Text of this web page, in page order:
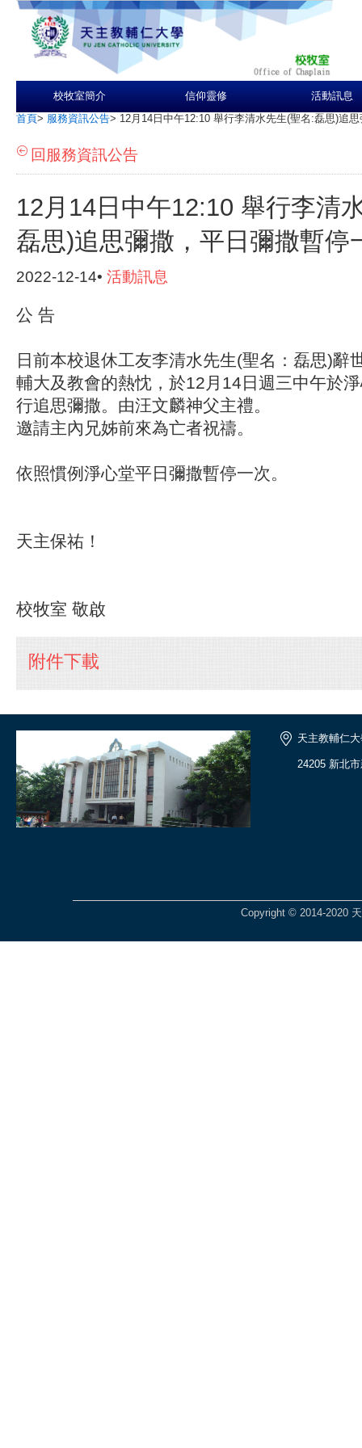
校牧室簡介 信仰靈修 活動訊息
首頁> 服務資訊公告> 12月14日中午12:10 舉行李清水先生(聖名:磊思)追
回服務資訊公告
12月14日中午12:10 舉行李清
磊思)追思彌撒，平日彌撒暫停
2022-12-14• 活動訊息
公 告
日前本校退休工友李清水先生(聖名：磊思)辭
輔大及教會的熱忱，於12月14日週三中午於
行追思彌撒。由汪文麟神父主禮。
邀請主內兄姊前來為亡者祝禱。
依照慣例淨心堂平日彌撒暫停一次。
天主保祐！
校牧室 敬啟
附件下載
天主教輔仁
24205 新北
Copyright © 2014-2020